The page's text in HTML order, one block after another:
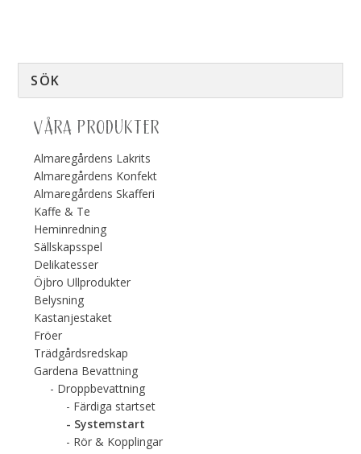
VÅRA PRODUKTER
Almaregårdens Lakrits
Almaregårdens Konfekt
Almaregårdens Skafferi
Kaffe & Te
Heminredning
Sällskapsspel
Delikatesser
Öjbro Ullprodukter
Belysning
Kastanjestaket
Fröer
Trädgårdsredskap
Gardena Bevattning
Droppbevattning
Färdiga startset
Systemstart
Rör & Kopplingar